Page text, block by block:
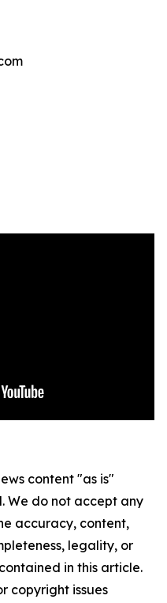
content "as is"
We do not accept any
accuracy, content,
legality, or
in this article.
copyright issues